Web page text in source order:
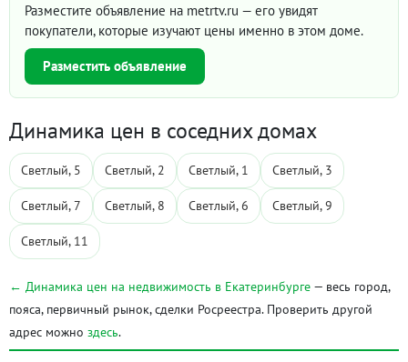
Разместите объявление на metrtv.ru — его увидят
покупатели, которые изучают цены именно в этом доме.
Разместить объявление
Динамика цен в соседних домах
Светлый, 5 Светлый, 2 Светлый, 1 Светлый, 3
Светлый, 7 Светлый, 8 Светлый, 6 Светлый, 9
Светлый, 11
← Динамика цен на недвижимость в Екатеринбурге — весь город,
пояса, первичный рынок, сделки Росреестра. Проверить другой
адрес можно здесь.